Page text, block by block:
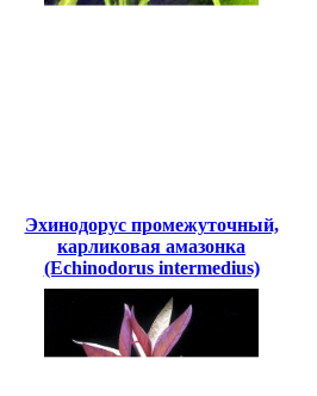
Эхинодорус промежуточный,
карликовая амазонка
(Echinodorus intermedius)